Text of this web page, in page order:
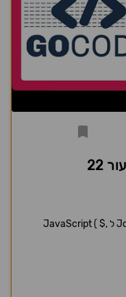
22
תרגיל שמציג את ההבדל בין Jquery ל JavaScript ( $,